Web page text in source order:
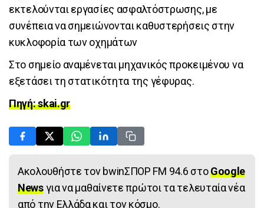
εκτελούνται εργασίες ασφαλτόστρωσης, με
συνέπεια να σημειώνονται καθυστερήσεις στην
κυκλοφορία των οχημάτων
Στο σημείο αναμένεται μηχανικός προκειμένου να
εξετάσει τη στατικότητα της γέφυρας.
Πηγή: skai.gr
Ακολουθήστε τον bwinΣΠΟΡ FM 94.6 στοGoogle
Newsγια να μαθαίνετε πρώτοι τα τελευταία νέα
από την Ελλάδα και τον κόσμο.